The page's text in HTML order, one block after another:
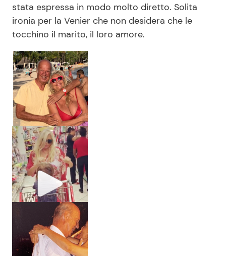
stata espressa in modo molto diretto. Solita
ironia per la Venier che non desidera che le
tocchino il marito, il loro amore.